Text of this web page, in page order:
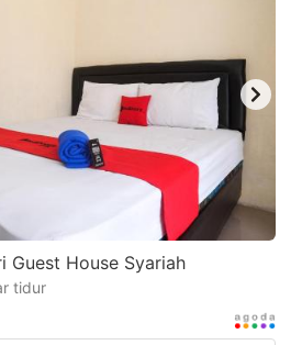
Guest House Syariah
tidur